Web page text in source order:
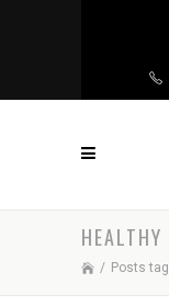
HEALTHY
/ Posts